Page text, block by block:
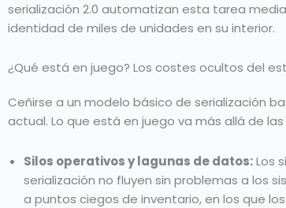
serialización 2.0 automatizan esta tarea
identidad de miles de unidades en su interior.
¿Qué está en juego? Los costes ocultos del
Ceñirse a un modelo básico de serialización
actual. Lo que está en juego va más allá de
Silos operativos y lagunas de datos:Los
serialización no fluyen sin problemas a los
a puntos ciegos de inventario, en los que